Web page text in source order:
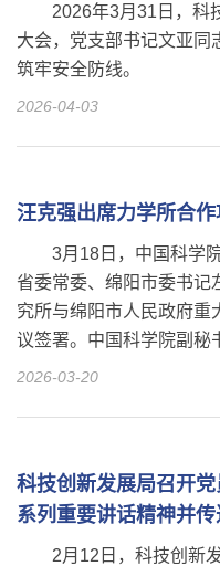
2026年3月31日，科
大会，党支部书记文亚同
筑牢安全防线。
2026-04-03
汪克强出席力学所合
3月18日，中国科学
省委常委、绵阳市委书记
究所与绵阳市人民政府重
议签署。中国科学院副秘
2026-03-20
科技创新发展局召开
系列重要讲话精神并
2月12日，科技创新